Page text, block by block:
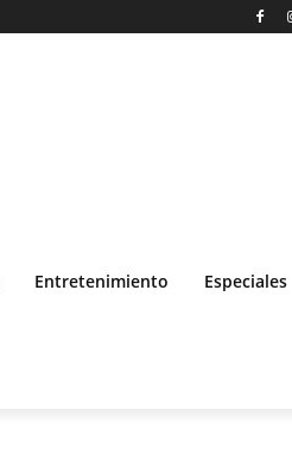
Entretenimiento Especiales